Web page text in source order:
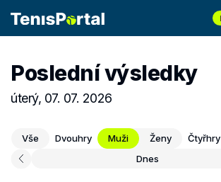
Poslední výsledky
úterý, 07. 07. 2026
Vše Dvouhry Muži Ženy Čtyřhry
Dnes